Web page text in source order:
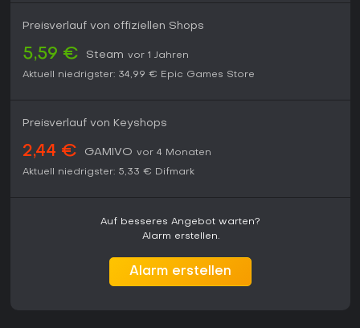
Preisverlauf von offiziellen Shops
5,59 € Steam vor 1 Jahren
Aktuell niedrigster: 34,99 € Epic Games Store
Preisverlauf von Keyshops
2,44 € GAMIVO vor 4 Monaten
Aktuell niedrigster: 5,33 € Difmark
Auf besseres Angebot warten?
Alarm erstellen.
Alarm erstellen